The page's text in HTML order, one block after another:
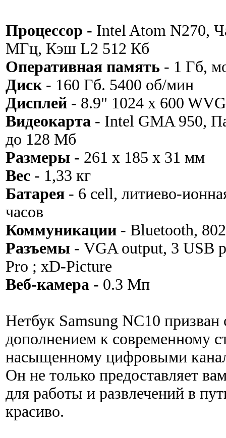
Процессор - Intel Atom N270,
МГц, Кэш L2 512 Кб
Оперативная память - 1 Гб,
Диск - 160 Гб. 5400 об/мин
Дисплей - 8.9" 1024 x 600
Видеокарта - Intel GMA 950,
до 128 Мб
Размеры - 261 x 185 x 31 мм
Вес - 1,33 кг
Батарея - 6 cell, литиево-
часов
Коммуникации - Bluetooth,
Разъемы - VGA output, 3 USB
Pro ; xD-Picture
Веб-камера - 0.3 Мп
Нетбук Samsung NC10
дополнением к современному
насыщенному цифровыми
Он не только предоставляет
для работы и развлечений в
красиво.